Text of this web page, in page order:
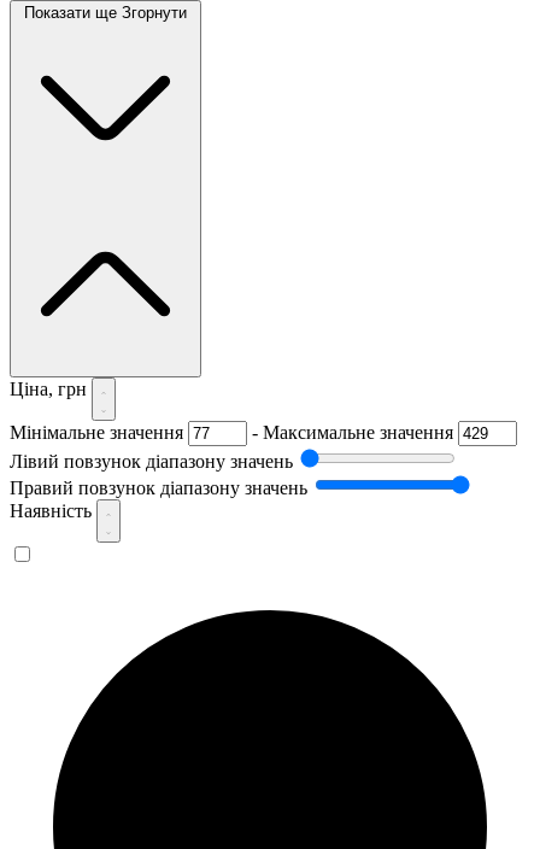
Показати ще Згорнути
Ціна, грн
Мінімальне значення - Максимальне значення
Лівий повзунок діапазону значень
Правий повзунок діапазону значень
Наявність